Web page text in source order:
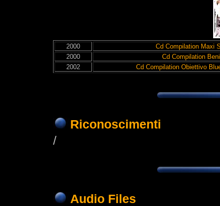
2000
Cd Compilation Maxi
2000
Cd Compilation
2002
Cd Compilation Obiettivo
Riconoscimenti
/
Audio Files